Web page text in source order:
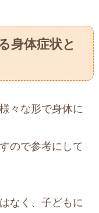
身体症状と
々な形で身体に
ので参考にして
なく、子どもに